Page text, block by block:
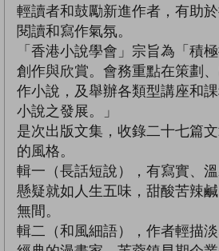
輕讀者和鼓勵新進作者，有助
閱讀和寫作氣氛。
「香港小說學會」宗旨為「積
創作與欣賞。會務重點在策劃
作小說，及舉辦各類型講座和
小說之發展。」
是次出版文集，收錄二十七篇
的風格。
輯一（長話短說），有寫實、溫
懸疑就如人生五味，甜酸苦辣
無間。
輯二（和風細語），作者輕描淡